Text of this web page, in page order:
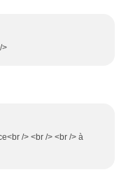
>
/> <br /> <br /> à